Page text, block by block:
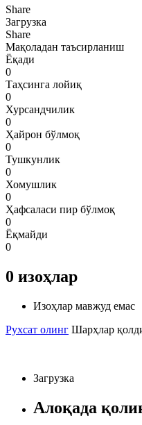
Share
Загрузка
Share
Мақоладан таъсирланиш
Ёқади
0
Таҳсинга лойиқ
0
Хурсандчилик
0
Ҳайрон бўлмоқ
0
Тушкунлик
0
Хомушлик
0
Ҳафсаласи пир бўлмоқ
0
Ёқмайди
0
0 изоҳлар
Изоҳлар мавжуд емас
Рухсат олинг Шарҳлар
Загрузка
Алоқада